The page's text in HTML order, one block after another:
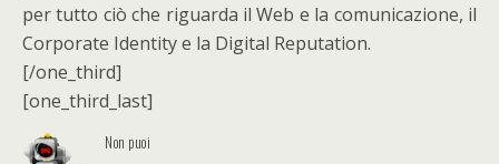
per tutto ciò che riguarda il Web e la comunicazione, il
Corporate Identity e la Digital Reputation.
[/one_third]
[one_third_last]
Non puoi